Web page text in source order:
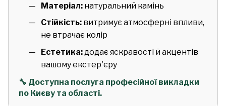
Матеріал: натуральний камінь
Стійкість: витримує атмосферні впливи,
не втрачає колір
Естетика: додає яскравості й акцентів
вашому екстер'єру
🔧 Доступна послуга професійної викладки
по Києву та області.